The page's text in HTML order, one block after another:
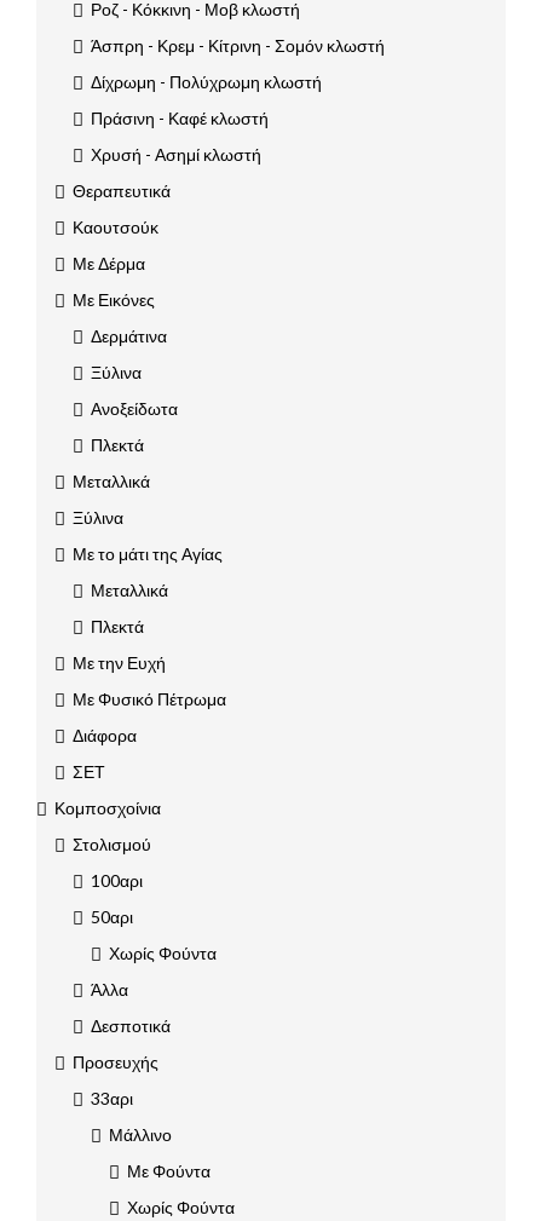
Ροζ - Κόκκινη - Μοβ κλωστή
Άσπρη - Κρεμ - Κίτρινη - Σομόν κλωστή
Δίχρωμη - Πολύχρωμη κλωστή
Πράσινη - Καφέ κλωστή
Χρυσή - Ασημί κλωστή
Θεραπευτικά
Καουτσούκ
Με Δέρμα
Με Εικόνες
Δερμάτινα
Ξύλινα
Ανοξείδωτα
Πλεκτά
Μεταλλικά
Ξύλινα
Με το μάτι της Αγίας
Μεταλλικά
Πλεκτά
Με την Ευχή
Με Φυσικό Πέτρωμα
Διάφορα
ΣΕΤ
Κομποσχοίνια
Στολισμού
100αρι
50αρι
Χωρίς Φούντα
Άλλα
Δεσποτικά
Προσευχής
33αρι
Μάλλινο
Με Φούντα
Χωρίς Φούντα